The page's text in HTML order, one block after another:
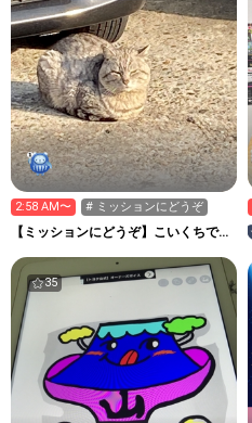
2:58 AM〜 # ミッションにどうぞ
【ミッションにどうぞ】こいくちです
35